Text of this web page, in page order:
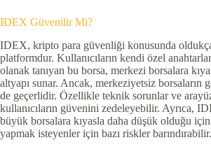
IDEX Güvenilir Mi?
IDEX, kripto para güvenliği konusunda
platformdur. Kullanıcıların kendi özel
olanak tanıyan bu borsa, merkezi borsalara
altyapı sunar. Ancak, merkeziyetsiz
de geçerlidir. Özellikle teknik sorunlar ve arayüz
kullanıcıların güvenini zedeleyebilir. Ayrıca,
büyük borsalara kıyasla daha düşük olduğu
yapmak isteyenler için bazı riskler barındırabilir.